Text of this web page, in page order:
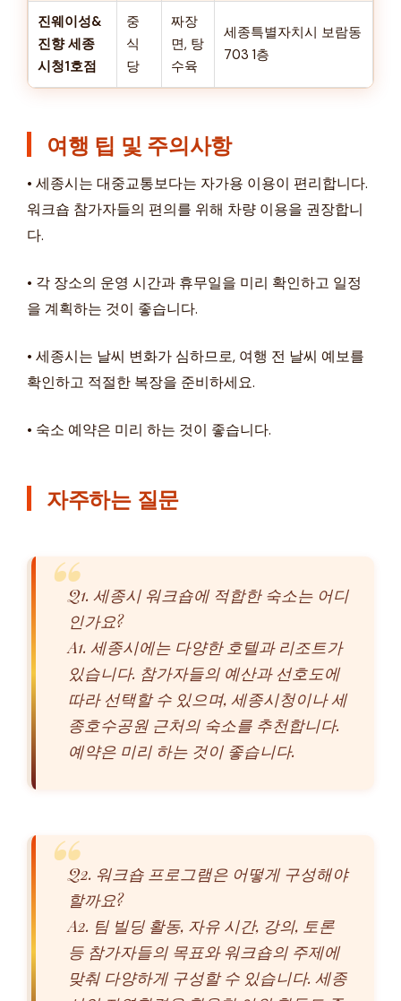
진웨이성&
진향 세종
시청1호점
중
식
당
짜장
면, 탕
수육
세종특별자치시 보람동
703 1층
여행 팁 및 주의사항
• 세종시는 대중교통보다는 자가용 이용이 편리합니다.
워크숍 참가자들의 편의를 위해 차량 이용을 권장합니
다.
• 각 장소의 운영 시간과 휴무일을 미리 확인하고 일정
을 계획하는 것이 좋습니다.
• 세종시는 날씨 변화가 심하므로, 여행 전 날씨 예보를
확인하고 적절한 복장을 준비하세요.
• 숙소 예약은 미리 하는 것이 좋습니다.
자주하는 질문
Q1. 세종시 워크숍에 적합한 숙소는 어디
인가요?
A1. 세종시에는 다양한 호텔과 리조트가
있습니다. 참가자들의 예산과 선호도에
따라 선택할 수 있으며, 세종시청이나 세
종호수공원 근처의 숙소를 추천합니다.
예약은 미리 하는 것이 좋습니다.
Q2. 워크숍 프로그램은 어떻게 구성해야
할까요?
A2. 팀 빌딩 활동, 자유 시간, 강의, 토론
등 참가자들의 목표와 워크숍의 주제에
맞춰 다양하게 구성할 수 있습니다. 세종